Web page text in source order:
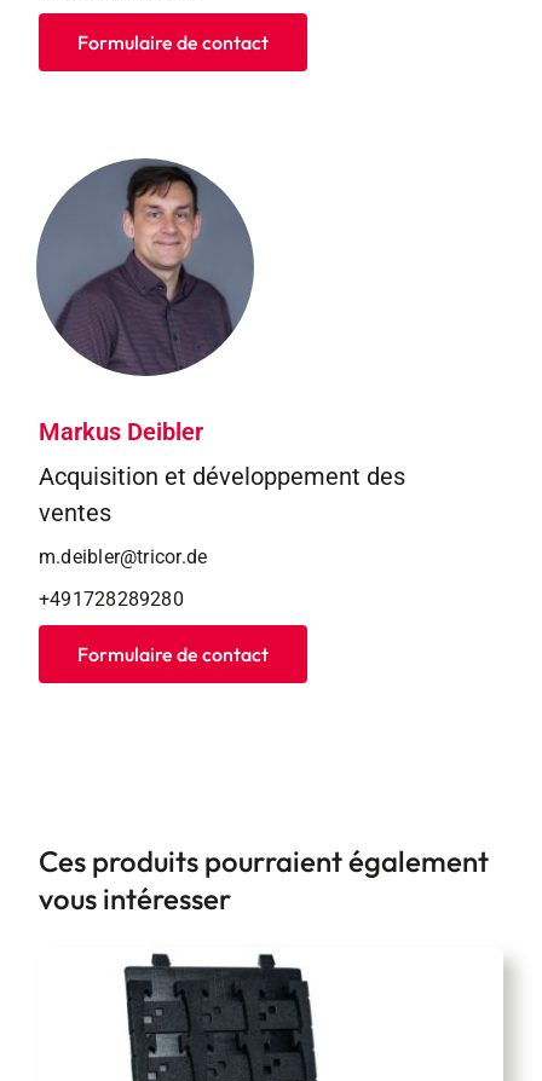
Formulaire de contact
Markus Deibler
Acquisition et développement des
ventes
m.deibler@tricor.de
+491728289280
Formulaire de contact
Ces produits pourraient également
vous intéresser